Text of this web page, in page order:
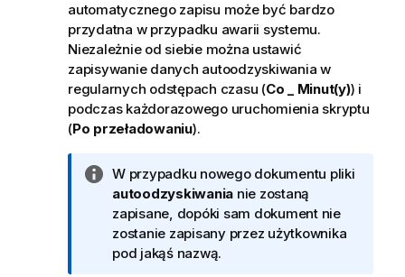
automatycznego zapisu może być bardzo
przydatna w przypadku awarii systemu.
Niezależnie od siebie można ustawić
zapisywanie danych autoodzyskiwania w
regularnych odstępach czasu (Co _ Minut(y)) i
podczas każdorazowego uruchomienia skryptu
(Po przeładowaniu).
I
n
f
o
r
W przypadku nowego dokumentu pliki
autoodzyskiwania nie zostaną
zapisane, dopóki sam dokument nie
zostanie zapisany przez użytkownika
pod jakąś nazwą.